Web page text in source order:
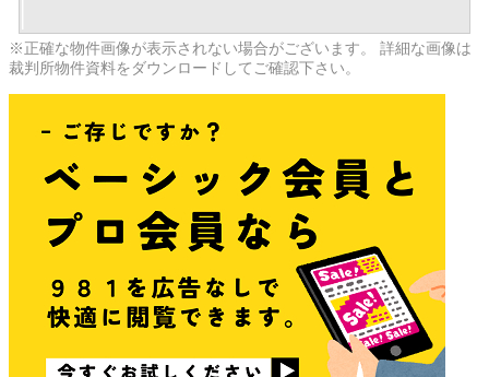
※正確な物件画像が表示されない場合がございます。 詳細な画像は
裁判所物件資料をダウンロードしてご確認下さい。